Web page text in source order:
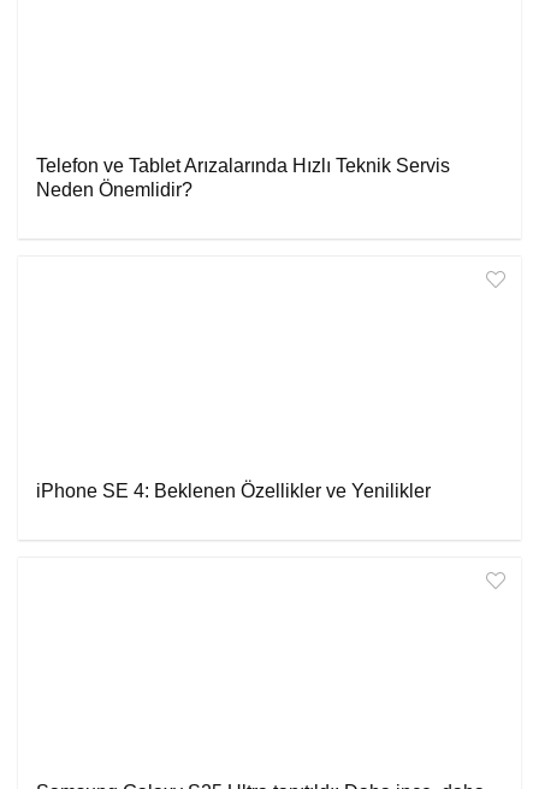
Telefon ve Tablet Arızalarında Hızlı Teknik Servis
Neden Önemlidir?
iPhone SE 4: Beklenen Özellikler ve Yenilikler